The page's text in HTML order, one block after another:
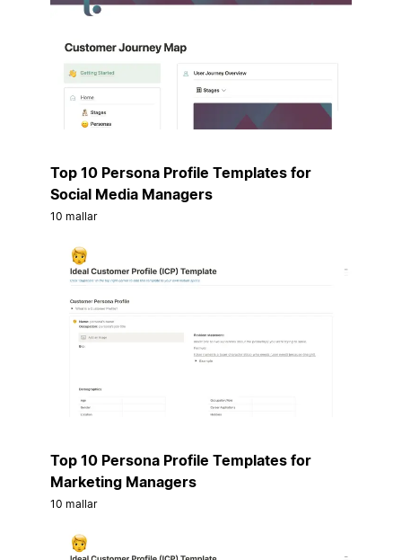
Top 10 Persona Profile Templates for
Social Media Managers
10 mallar
Top 10 Persona Profile Templates for
Marketing Managers
10 mallar